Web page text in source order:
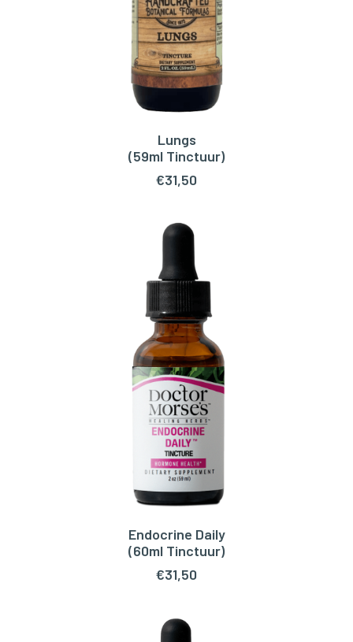
TOEVOEGEN AAN WINKELWAGEN
Lungs
(59ml Tinctuur)
€31,50
TOEVOEGEN AAN WINKELWAGEN
Endocrine Daily
(60ml Tinctuur)
€31,50